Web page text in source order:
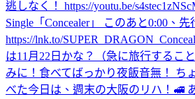
逃しなく！ https://youtu.be/s4stec1zNSc
Single「Concealer」 このあと0:00、
https://lnk.to/
は11月22日かな？（急に旅行するこ
みに！ 食べてばっかり夜飯音無！ ち
べた今日は、週末の大阪のリハ！ 🚅